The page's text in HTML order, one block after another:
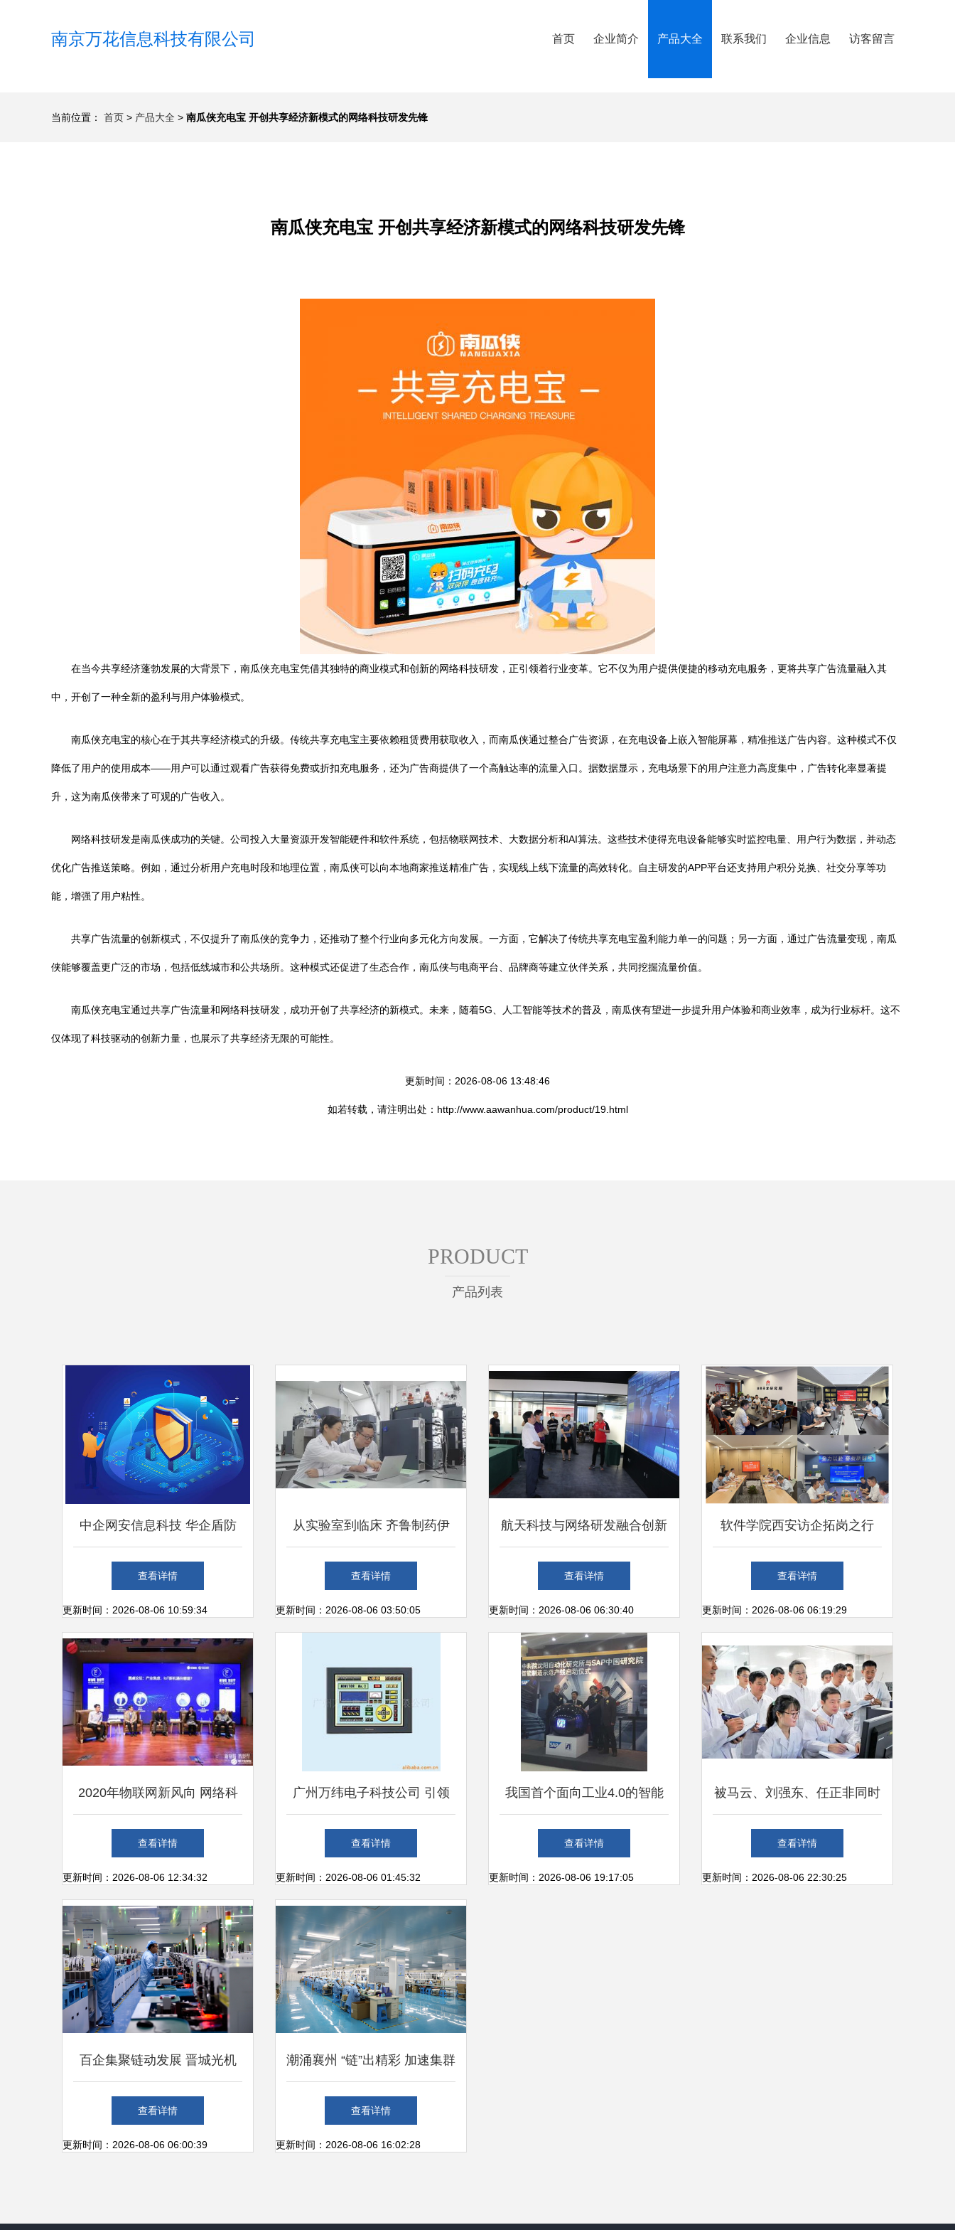
南京万花信息科技有限公司 首页 企业简介 产品大全 联系我们 企业信息 访客留言
当前位置： 首页 > 产品大全 > 南瓜侠充电宝 开创共享经济新模式的网络科技研发先锋
南瓜侠充电宝 开创共享经济新模式的网络科技研发先锋
在当今共享经济蓬勃发展的大背景下，南瓜侠充电宝凭借其独特的商业模式和创新的网络科技研发，正引领着行业变革。它不仅为用户提供便捷的移动充电服务，更将共享广告流量融入其
中，开创了一种全新的盈利与用户体验模式。
南瓜侠充电宝的核心在于其共享经济模式的升级。传统共享充电宝主要依赖租赁费用获取收入，而南瓜侠通过整合广告资源，在充电设备上嵌入智能屏幕，精准推送广告内容。这种模式不仅
降低了用户的使用成本——用户可以通过观看广告获得免费或折扣充电服务，还为广告商提供了一个高触达率的流量入口。据数据显示，充电场景下的用户注意力高度集中，广告转化率显著提
升，这为南瓜侠带来了可观的广告收入。
网络科技研发是南瓜侠成功的关键。公司投入大量资源开发智能硬件和软件系统，包括物联网技术、大数据分析和AI算法。这些技术使得充电设备能够实时监控电量、用户行为数据，并动态
优化广告推送策略。例如，通过分析用户充电时段和地理位置，南瓜侠可以向本地商家推送精准广告，实现线上线下流量的高效转化。自主研发的APP平台还支持用户积分兑换、社交分享等功
能，增强了用户粘性。
共享广告流量的创新模式，不仅提升了南瓜侠的竞争力，还推动了整个行业向多元化方向发展。一方面，它解决了传统共享充电宝盈利能力单一的问题；另一方面，通过广告流量变现，南瓜
侠能够覆盖更广泛的市场，包括低线城市和公共场所。这种模式还促进了生态合作，南瓜侠与电商平台、品牌商等建立伙伴关系，共同挖掘流量价值。
南瓜侠充电宝通过共享广告流量和网络科技研发，成功开创了共享经济的新模式。未来，随着5G、人工智能等技术的普及，南瓜侠有望进一步提升用户体验和商业效率，成为行业标杆。这不
仅体现了科技驱动的创新力量，也展示了共享经济无限的可能性。
更新时间：2026-08-06 13:48:46
如若转载，请注明出处：http://www.aawanhua.com/product/19.html
PRODUCT
产品列表
中企网安信息科技 华企盾防
火墙智慧管理数字化系统概述
与网络科技研发前沿
查看详情
更新时间：2026-08-06 10:59:34
从实验室到临床 齐鲁制药伊
鲁阿克片获批背后的网络科技
研发力量
查看详情
更新时间：2026-08-06 03:50:05
航天科技与网络研发融合创新
航天代表团访问园区交流记
查看详情
更新时间：2026-08-06 06:30:40
软件学院西安访企拓岗之行
深化校企合作，共育网络科技
研发新篇章
查看详情
更新时间：2026-08-06 06:19:29
2020年物联网新风向 网络科
技研发趋势全景解析
查看详情
更新时间：2026-08-06 12:34:32
广州万纬电子科技公司 引领
网络科技研发的创新力量
查看详情
更新时间：2026-08-06 01:45:32
我国首个面向工业4.0的智能
工厂解决方案及示范生产线正
式亮相
查看详情
更新时间：2026-08-06 19:17:05
被马云、刘强东、任正非同时
看好的城市 杭州何以成为网
络科技研发新高地？
查看详情
更新时间：2026-08-06 22:30:25
百企集聚链动发展 晋城光机
电产业园的网络科技研发新图
景
查看详情
更新时间：2026-08-06 06:00:39
潮涌襄州 “链”出精彩 加速集群
成链，做强电子信息产业
查看详情
更新时间：2026-08-06 16:02:28